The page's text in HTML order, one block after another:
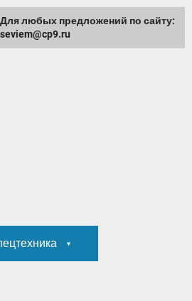
Для любых предложений по сайту:
seviem@cp9.ru